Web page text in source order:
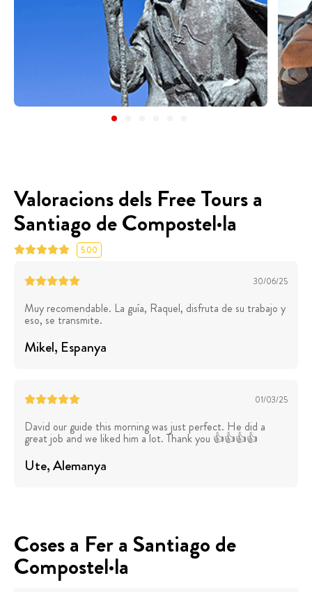
Valoracions dels Free Tours a
Santiago de Compostel·la
5.00
30/06/25
Muy recomendable. La guía, Raquel, disfruta de su trabajo y
eso, se transmite.
Mikel, Espanya
01/03/25
David our guide this morning was just perfect. He did a
great job and we liked him a lot. Thank you 👍👍👍👍
Ute, Alemanya
Coses a Fer a Santiago de
Compostel·la